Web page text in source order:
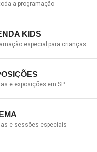
a programação
KIDS
especial para crianças
e exposições em SP
e sessões especiais